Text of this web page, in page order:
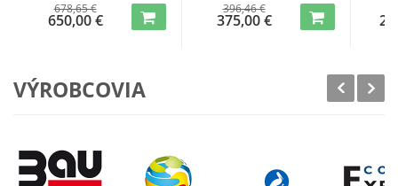
678,65 €
650,00 €
396,46 €
375,00 € 2
VÝROBCOVIA